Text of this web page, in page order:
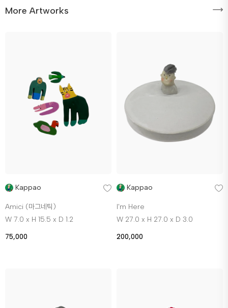
More Artworks
Kappao
Amici (마그네틱)
W 7.0 x H 15.5 x D 1.2
75,000
Kappao
I'm Here
W 27.0 x H 27.0 x D 3.0
200,000